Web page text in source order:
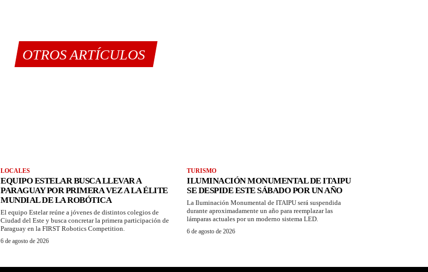
OTROS ARTÍCULOS
LOCALES
EQUIPO ESTELAR BUSCA LLEVAR A
PARAGUAY POR PRIMERA VEZ A LA ÉLITE
MUNDIAL DE LA ROBÓTICA
El equipo Estelar reúne a jóvenes de distintos colegios de
Ciudad del Este y busca concretar la primera participación de
Paraguay en la FIRST Robotics Competition.
6 de agosto de 2026
TURISMO
ILUMINACIÓN MONUMENTAL DE ITAIPU
SE DESPIDE ESTE SÁBADO POR UN AÑO
La Iluminación Monumental de ITAIPU será suspendida
durante aproximadamente un año para reemplazar las
lámparas actuales por un moderno sistema LED.
6 de agosto de 2026